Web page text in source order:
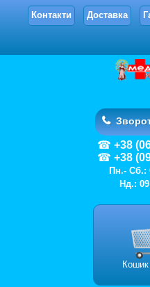
Контакти Доставка
+38
+38
Пн.- Сб.:
Нд.:
Кошик